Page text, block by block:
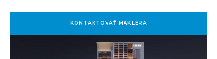
KONTAKTOVAŤ MAKLÉRA